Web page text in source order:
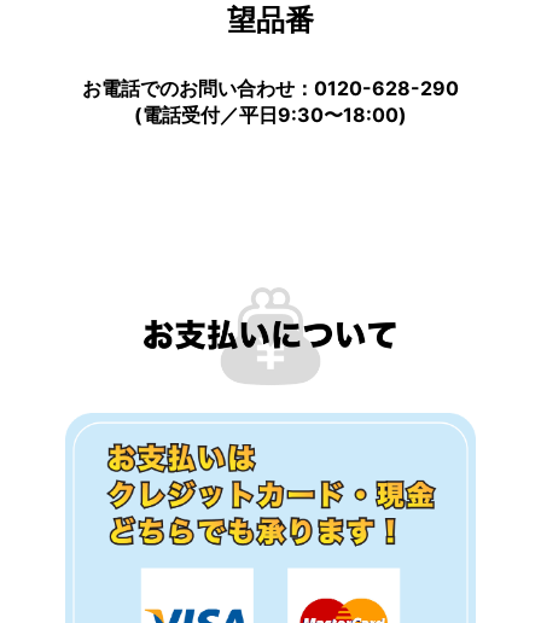
望品番
お電話でのお問い合わせ：0120-628-290
(電話受付／平日9:30〜18:00)